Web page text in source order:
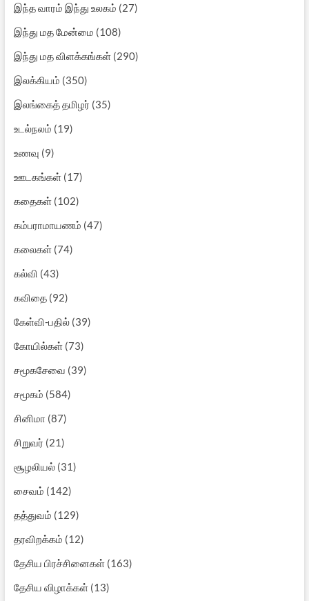
இந்த வாரம் இந்து உலகம் (27)
இந்து மத மேன்மை (108)
இந்து மத விளக்கங்கள்(290)
இலக்கியம் (350)
இலங்கைத் தமிழர் (35)
உடல்நலம் (19)
உணவு (9)
ஊடகங்கள்(17)
கதைகள்(102)
கம்பராமாயணம் (47)
கலைகள்(74)
கல்வி (43)
கவிதை(92)
கேள்வி-பதில்(39)
கோயில்கள்(73)
சமூகசேவை (39)
சமூகம் (584)
சினிமா (87)
சிறுவர் (21)
சூழலியல்(31)
சைவம் (142)
தத்துவம் (129)
தரவிறக்கம் (12)
தேசிய பிரச்சினைகள்(163)
தேசிய விழாக்கள்(13)